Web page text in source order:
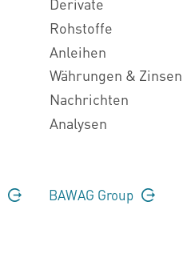
Rohstoffe
Anleihen
Währungen & Zinsen
Nachrichten
Analysen
BAWAG Group